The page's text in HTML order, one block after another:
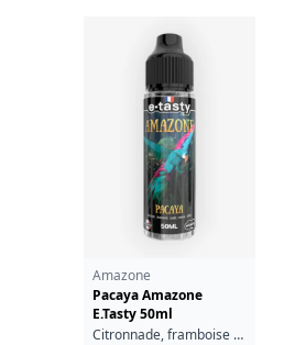
Amazone
Pacaya Amazone
E.Tasty 50ml
Citronnade, framboise bleue, litchi